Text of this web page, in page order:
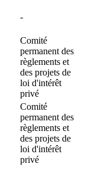
-
Comité
permanent des
règlements et
des projets de
loi d'intérêt
privé
Comité
permanent des
règlements et
des projets de
loi d'intérêt
privé